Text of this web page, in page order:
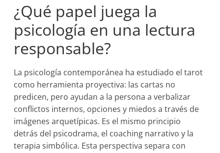
¿Qué papel juega la
psicología en una lectura
responsable?
La psicología contemporánea ha estudiado el tarot
como herramienta proyectiva: las cartas no
predicen, pero ayudan a la persona a verbalizar
conflictos internos, opciones y miedos a través de
imágenes arquetípicas. Es el mismo principio
detrás del psicodrama, el coaching narrativo y la
terapia simbólica. Esta perspectiva separa con